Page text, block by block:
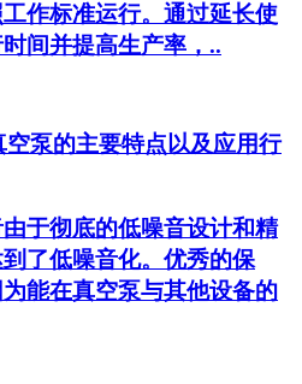
作标准运行。通过延长使
间并提高生产率，..
空泵的主要特点以及应用行
彻底的低噪音设计和精
了低噪音化。优秀的保
能在真空泵与其他设备的